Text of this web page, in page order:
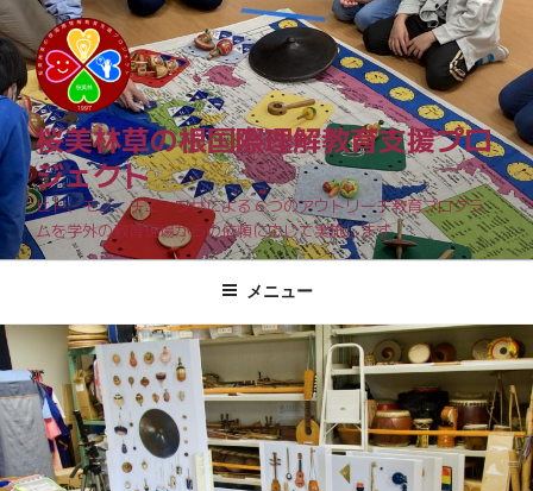
コ
ン
テ
ン
ツ
へ
ス
キ
桜美林草の根国際理解教育支援プロ
ジェクト
ヒト、モノ、チエ・ワザによる６つのアウトリーチ教育プログラ
ムを学外の教育現場からの依頼に応じて実施します
メニュー